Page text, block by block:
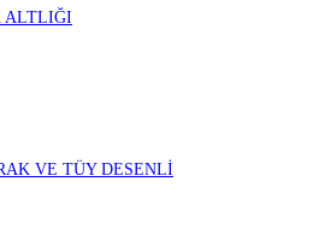
ALTLIĞI
VE TÜY DESENLİ